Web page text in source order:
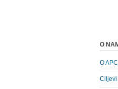
O
O
Ciljevi